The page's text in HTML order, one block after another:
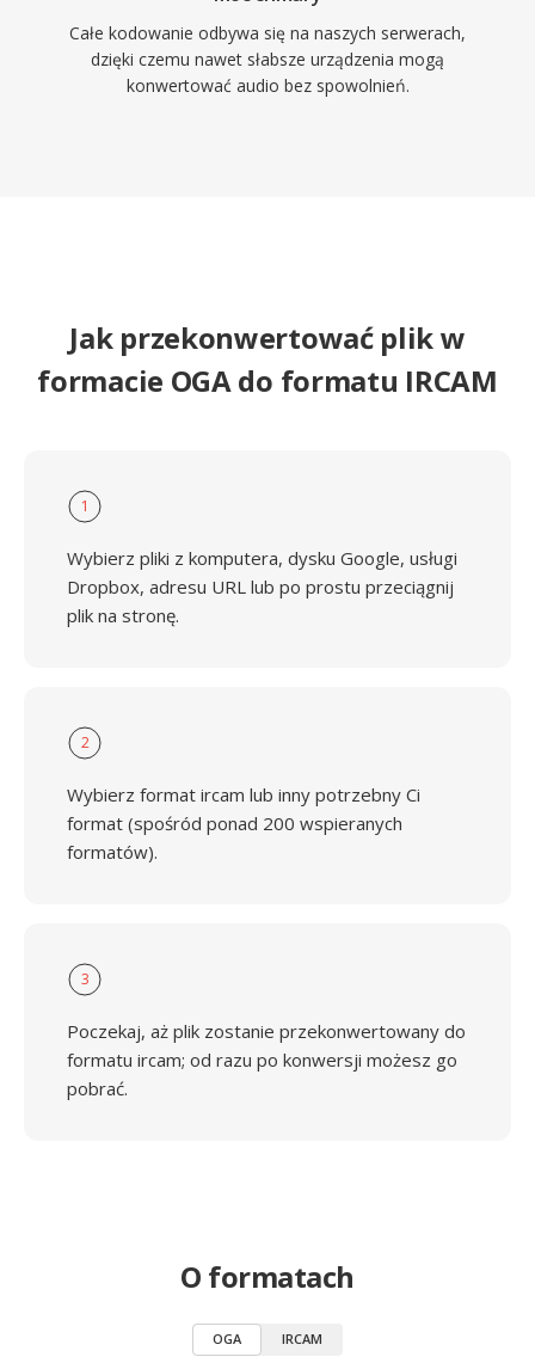
Całe kodowanie odbywa się na naszych serwerach,
dzięki czemu nawet słabsze urządzenia mogą
konwertować audio bez spowolnień.
Jak przekonwertować plik w
formacie OGA do formatu IRCAM
1
Wybierz pliki z komputera, dysku Google, usługi
Dropbox, adresu URL lub po prostu przeciągnij
plik na stronę.
2
Wybierz format ircam lub inny potrzebny Ci
format (spośród ponad 200 wspieranych
formatów).
3
Poczekaj, aż plik zostanie przekonwertowany do
formatu ircam; od razu po konwersji możesz go
pobrać.
O formatach
OGA IRCAM